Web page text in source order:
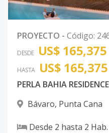
PROYECTO - Código:
DESDE US$ 165,375
HASTA US$ 165,375
PERLA BAHIA
Bávaro, Punta Cana
Desde 2 hasta 2 Hab.